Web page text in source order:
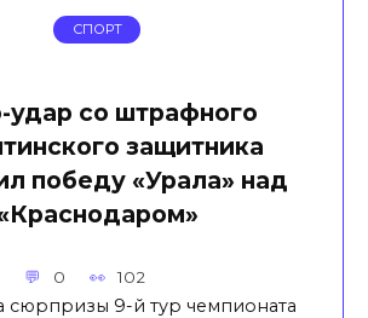
СПОРТ
удар со штрафного
защитника
победу «Урала» над
0 102
9-й тур чемпионата